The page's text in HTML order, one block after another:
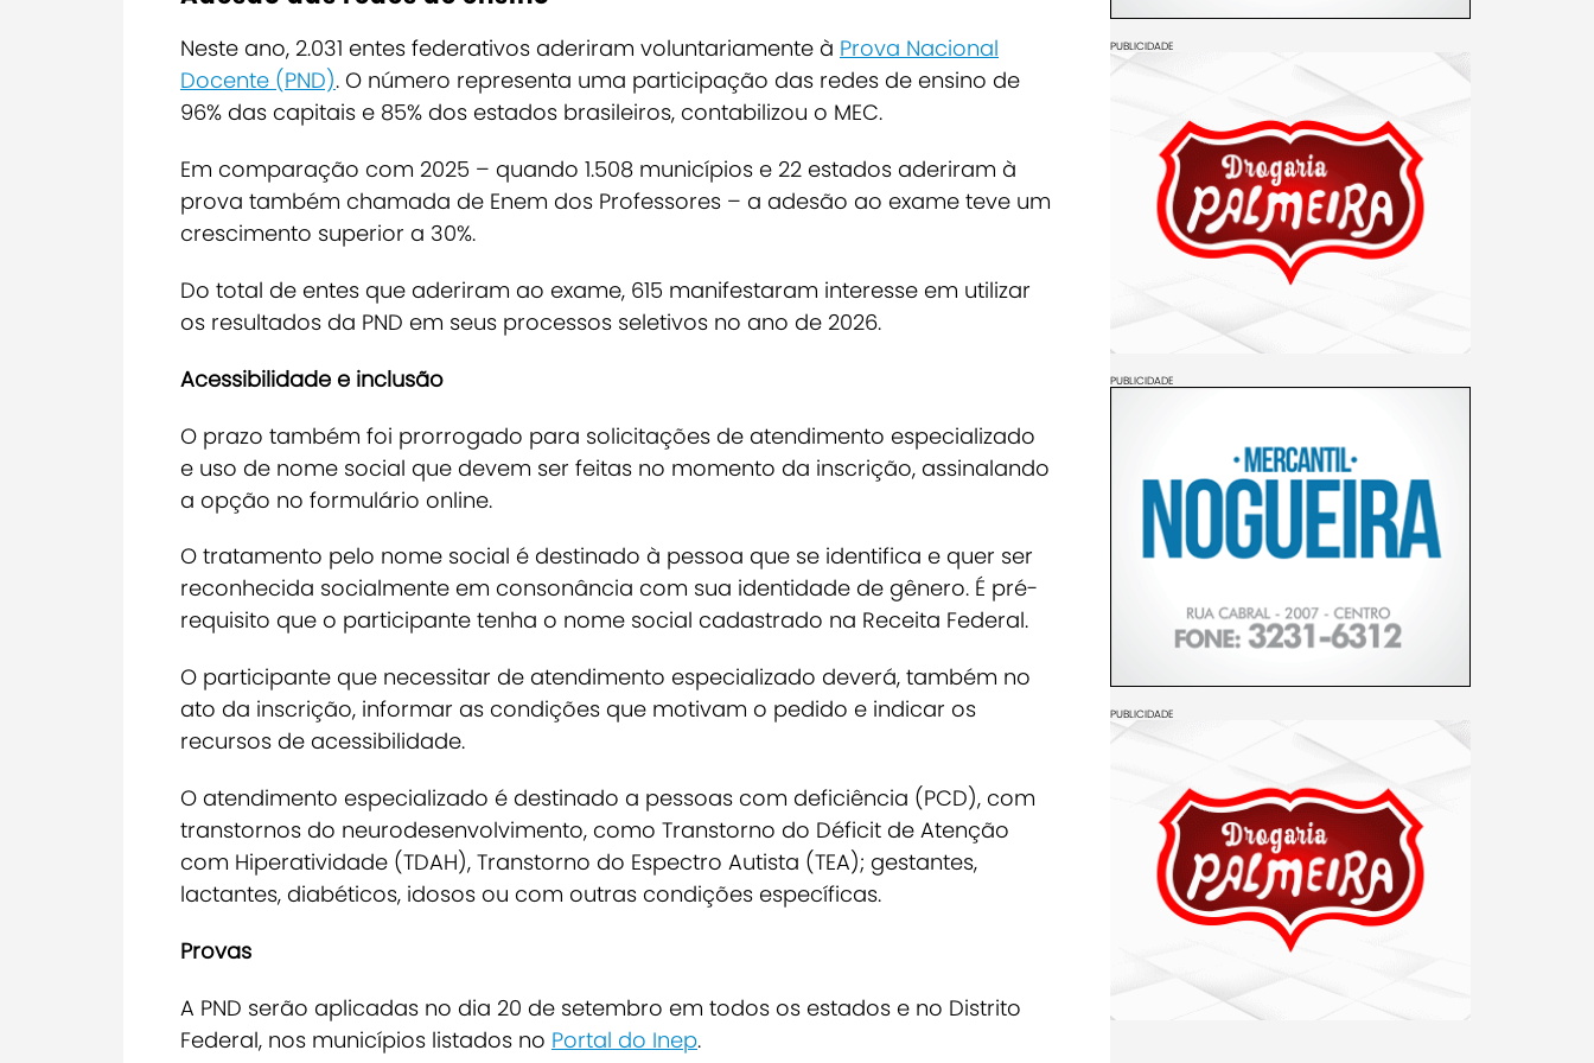
Neste ano, 2.031 entes federativos aderiram voluntariamente à Prova Nacional
Docente (PND). O número representa uma participação das redes de ensino de
96% das capitais e 85% dos estados brasileiros, contabilizou o MEC.
Em comparação com 2025 – quando 1.508 municípios e 22 estados aderiram à
prova também chamada de Enem dos Professores – a adesão ao exame teve um
crescimento superior a 30%.
Do total de entes que aderiram ao exame, 615 manifestaram interesse em utilizar
os resultados da PND em seus processos seletivos no ano de 2026.
Acessibilidade e inclusão
O prazo também foi prorrogado para solicitações de atendimento especializado
e uso de nome social que devem ser feitas no momento da inscrição, assinalando
a opção no formulário online.
O tratamento pelo nome social é destinado à pessoa que se identifica e quer ser
reconhecida socialmente em consonância com sua identidade de gênero. É pré-
requisito que o participante tenha o nome social cadastrado na Receita Federal.
O participante que necessitar de atendimento especializado deverá, também no
ato da inscrição, informar as condições que motivam o pedido e indicar os
recursos de acessibilidade.
O atendimento especializado é destinado a pessoas com deficiência (PCD), com
transtornos do neurodesenvolvimento, como Transtorno do Déficit de Atenção
com Hiperatividade (TDAH), Transtorno do Espectro Autista (TEA); gestantes,
lactantes, diabéticos, idosos ou com outras condições específicas.
Provas
A PND serão aplicadas no dia 20 de setembro em todos os estados e no Distrito
Federal, nos municípios listados no Portal do Inep.
PUBLICIDADE
PUBLICIDADE
PUBLICIDADE